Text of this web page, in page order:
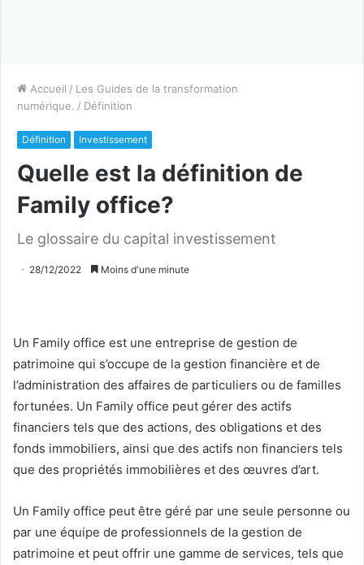
Accueil / Les Guides de la transformation
numérique. / Définition
Définition Investissement
Quelle est la définition de
Family office?
Le glossaire du capital investissement
28/12/2022 Moins d'une minute
Un Family office est une entreprise de gestion de
patrimoine qui s’occupe de la gestion financière et de
l’administration des affaires de particuliers ou de familles
fortunées. Un Family office peut gérer des actifs
financiers tels que des actions, des obligations et des
fonds immobiliers, ainsi que des actifs non financiers tels
que des propriétés immobilières et des œuvres d’art.
Un Family office peut être géré par une seule personne ou
par une équipe de professionnels de la gestion de
patrimoine et peut offrir une gamme de services, tels que